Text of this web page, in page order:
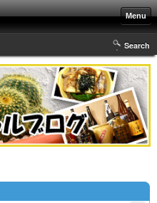
Menu
Search